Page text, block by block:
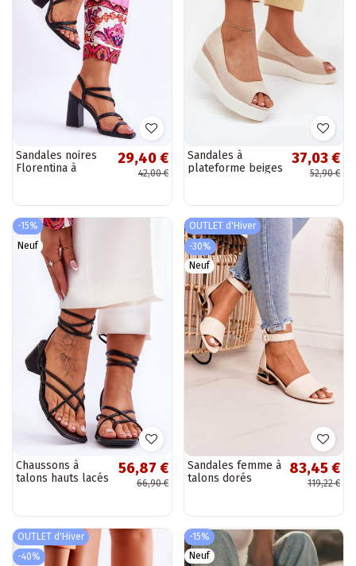
Sandales noires
Florentina à
29,40 €
42,00 €
Sandales à
plateforme beiges
37,03 €
52,90 €
-15%
Neuf
Chaussons à
talons hauts lacés
56,87 €
66,90 €
OUTLET d'Hiver
-30%
Neuf
Sandales femme à
talons dorés
83,45 €
119,22 €
OUTLET d'Hiver
-40%
-15%
Neuf